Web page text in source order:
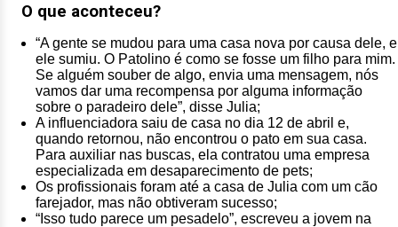
O que aconteceu?
“A gente se mudou para uma casa nova por causa dele, e
ele sumiu. O Patolino é como se fosse um filho para mim.
Se alguém souber de algo, envia uma mensagem, nós
vamos dar uma recompensa por alguma informação
sobre o paradeiro dele”, disse Julia;
A influenciadora saiu de casa no dia 12 de abril e,
quando retornou, não encontrou o pato em sua casa.
Para auxiliar nas buscas, ela contratou uma empresa
especializada em desaparecimento de pets;
Os profissionais foram até a casa de Julia com um cão
farejador, mas não obtiveram sucesso;
“Isso tudo parece um pesadelo”, escreveu a jovem na